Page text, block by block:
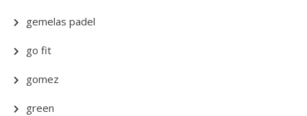
gemelas padel
go fit
gomez
green